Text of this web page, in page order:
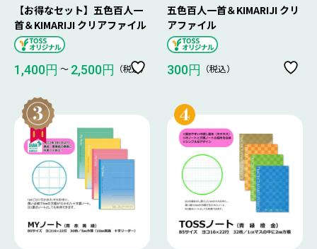
【お得なセット】五色百人一
首＆KIMARIJI クリアファイル
1,400円 〜 2,500円 （税込）
五色百人一首＆KIMARIJI クリ
アファイル
300円 （税込）